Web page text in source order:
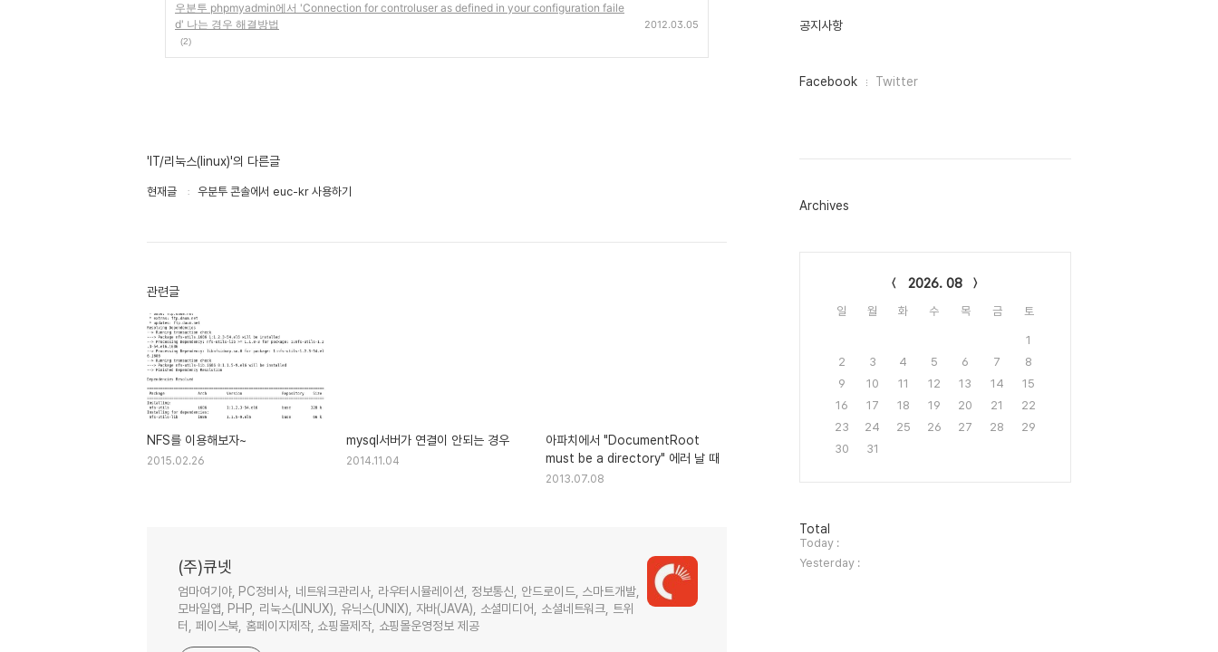
우분투 phpmyadmin에서 'Connection for controluser as defined in your configuration faile
d' 나는 경우 해결방법
(2)
2012.03.05
'IT/리눅스(linux)'의 다른글
현재글 우분투 콘솔에서 euc-kr 사용하기
관련글
NFS를 이용해보자~
2015.02.26
mysql서버가 연결이 안되는 경우
2014.11.04
아파치에서 "DocumentRoot
must be a directory" 에러 날 때
2013.07.08
(주)큐넷
엄마여기야, PC정비사, 네트워크관리사, 라우터시뮬레이션, 정보통신, 안드로이드, 스마트개발,
모바일앱, PHP, 리눅스(LINUX), 유닉스(UNIX), 자바(JAVA), 소셜미디어, 소셜네트워크, 트위
터, 페이스북, 홈페이지제작, 쇼핑몰제작, 쇼핑몰운영정보 제공
공지사항
페
그
Facebook Twitter
Archives
2026. 08
일 월 화 수 목 금 토
1
2
3 4 5 6 7
8
9
10 11 12 13 14
15
16
17 18 19 20 21
22
23
24 25 26 27 28
29
30
31
방
문
자
수
Total
Today :
Yesterday :